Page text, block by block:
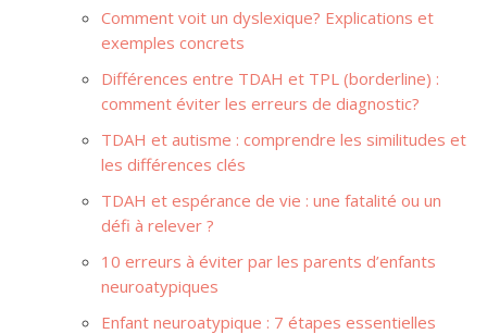
Comment voit un dyslexique? Explications et
exemples concrets
Différences entre TDAH et TPL (borderline) :
comment éviter les erreurs de diagnostic?
TDAH et autisme : comprendre les similitudes et
les différences clés
TDAH et espérance de vie : une fatalité ou un
défi à relever ?
10 erreurs à éviter par les parents d’enfants
neuroatypiques
Enfant neuroatypique : 7 étapes essentielles